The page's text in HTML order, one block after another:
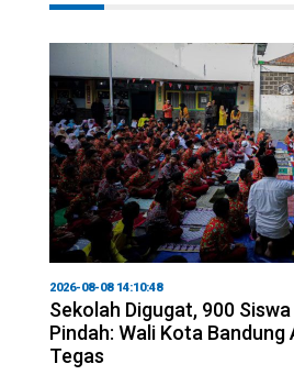
2026-08-08 14:10:48
Sekolah Digugat, 900
Pindah: Wali Kota Bandung
Tegas